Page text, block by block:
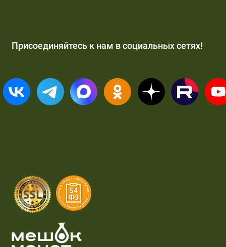
Присоединяйтесь к нам в социальных сетях!